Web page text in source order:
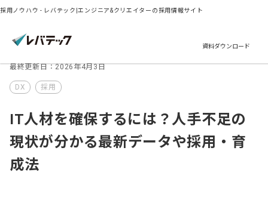
採用ノウハウ - レバテック|エンジニア&クリエイターの採用情報サイト
資料ダウンロード
最終更新日：2026年4月3日
DX 採用
IT人材を確保するには？人手不足の
現状が分かる最新データや採用・育
成法